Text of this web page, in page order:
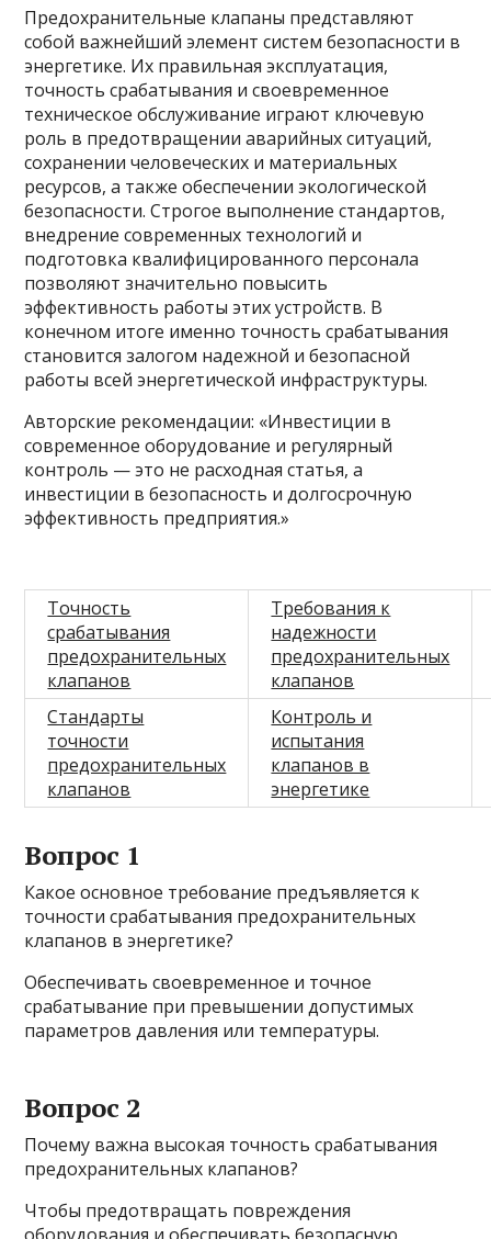
Предохранительные клапаны представляют
собой важнейший элемент систем безопасности в
энергетике. Их правильная эксплуатация,
точность срабатывания и своевременное
техническое обслуживание играют ключевую
роль в предотвращении аварийных ситуаций,
сохранении человеческих и материальных
ресурсов, а также обеспечении экологической
безопасности. Строгое выполнение стандартов,
внедрение современных технологий и
подготовка квалифицированного персонала
позволяют значительно повысить
эффективность работы этих устройств. В
конечном итоге именно точность срабатывания
становится залогом надежной и безопасной
работы всей энергетической инфраструктуры.
Авторские рекомендации: «Инвестиции в
современное оборудование и регулярный
контроль — это не расходная статья, а
инвестиции в безопасность и долгосрочную
эффективность предприятия.»
Точность
срабатывания
предохранительных
клапанов
Требования к
надежности
предохранительных
клапанов
Стандарты
точности
предохранительных
клапанов
Контроль и
испытания
клапанов в
энергетике
Вопрос 1
Какое основное требование предъявляется к
точности срабатывания предохранительных
клапанов в энергетике?
Обеспечивать своевременное и точное
срабатывание при превышении допустимых
параметров давления или температуры.
Вопрос 2
Почему важна высокая точность срабатывания
предохранительных клапанов?
Чтобы предотвращать повреждения